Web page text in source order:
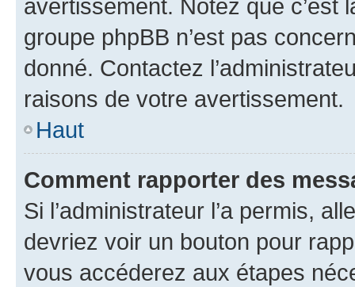
avertissement. Notez que c’est
groupe phpBB n’est pas
donné. Contactez
raisons de votre avertissement.
Haut
Comment rapporter des
Si l’administrateur l’a permis,
devriez voir un bouton pour
vous accéderez aux étapes